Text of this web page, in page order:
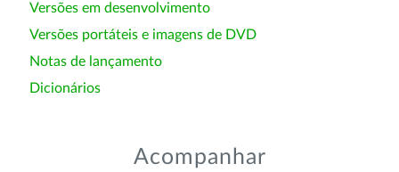
Versões em desenvolvimento
Versões portáteis e imagens de DVD
Notas de lançamento
Dicionários
Acompanhar